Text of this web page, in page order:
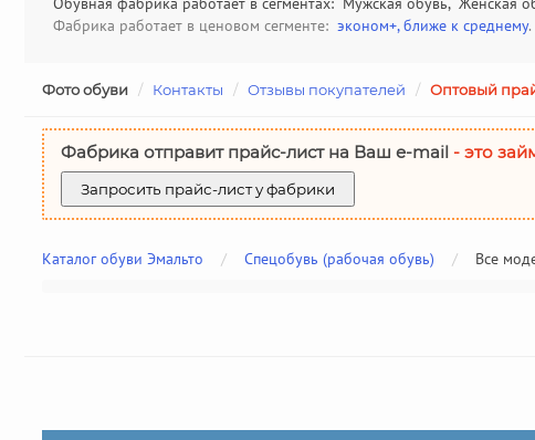
Фабрика работает в ценовом сегменте: эконом+, ближе к среднему.
Фото обуви / Контакты / Отзывы покупателей / Оптовый
Фабрика отправит прайс-лист на Ваш е-mail - это
Запросить прайс-лист у фабрики
Каталог обуви Эмальто / Спецобувь (рабочая обувь) / Все